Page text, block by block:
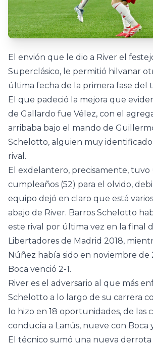
El envión que le dio a River el
Superclásico, le permitió hilvanar
última fecha de la primera fase del
El que padeció la mejora que
de Gallardo fue Vélez, con el
arribaba bajo el mando de
Schelotto, alguien muy
rival.
El exdelantero, precisamente, tuvo
cumpleaños (52) para el olvido,
equipo dejó en claro que está
abajo de River. Barros Schelotto
este rival por última vez en la final
Libertadores de Madrid 2018,
Núñez había sido en noviembre de
Boca venció 2-1.
River es el adversario al que más
Schelotto a lo largo de su carrera
lo hizo en 18 oportunidades, de las
conducía a Lanús, nueve con Boca
El técnico sumó una nueva derrota